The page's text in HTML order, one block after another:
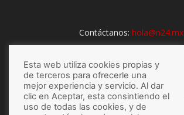
Contáctanos: hola@n24.mx
SÍGUENOS
Esta web utiliza cookies propias y
de terceros para ofrecerle una
mejor experiencia y servicio. Al dar
clic en Aceptar, esta consintiendo el
uso de todas las cookies, y de